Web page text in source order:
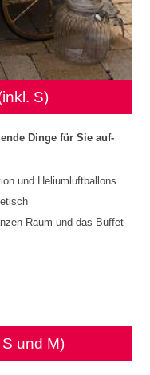
S)
Dinge für Sie auf-
und Heliumluftballons
Raum und das Buffet
und M)